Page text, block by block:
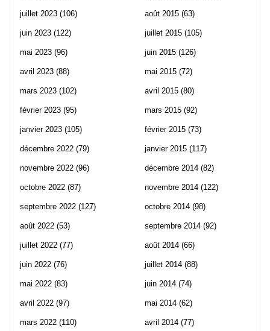
juillet 2023 (106)
juin 2023 (122)
mai 2023 (96)
avril 2023 (88)
mars 2023 (102)
février 2023 (95)
janvier 2023 (105)
décembre 2022 (79)
novembre 2022 (96)
octobre 2022 (87)
septembre 2022 (127)
août 2022 (53)
juillet 2022 (77)
juin 2022 (76)
mai 2022 (83)
avril 2022 (97)
mars 2022 (110)
août 2015 (63)
juillet 2015 (105)
juin 2015 (126)
mai 2015 (72)
avril 2015 (80)
mars 2015 (92)
février 2015 (73)
janvier 2015 (117)
décembre 2014 (82)
novembre 2014 (122)
octobre 2014 (98)
septembre 2014 (92)
août 2014 (66)
juillet 2014 (88)
juin 2014 (74)
mai 2014 (62)
avril 2014 (77)